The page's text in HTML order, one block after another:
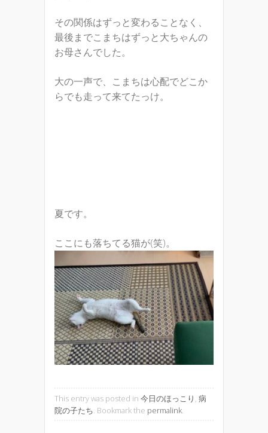
その関係はずっと変わることなく、
最後までこまちはずっと大ちゃんの
お母さんでした。
大の一声で、こまちは心配でどこか
らでも走って来てたっけ。
夏です。
ここにも落ちてる猫が(笑)。
This entry was posted in 今日のほっこり , 病
院の子たち. Bookmark the permalink.